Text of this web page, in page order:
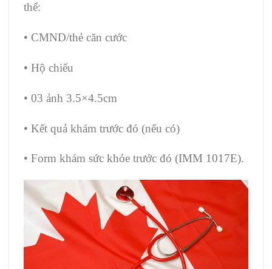
thể:
• CMND/thẻ căn cước
• Hộ chiếu
• 03 ảnh 3.5×4.5cm
• Kết quả khám trước đó (nếu có)
• Form khám sức khỏe trước đó (IMM 1017E).